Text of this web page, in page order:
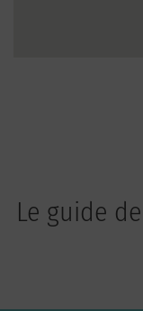
Le guide